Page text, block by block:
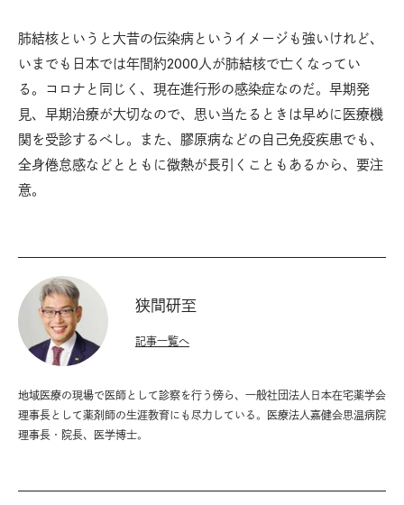
肺結核というと大昔の伝染病というイメージも強いけれど、
いまでも日本では年間約2000人が肺結核で亡くなってい
る。コロナと同じく、現在進行形の感染症なのだ。早期発
見、早期治療が大切なので、思い当たるときは早めに医療機
関を受診するべし。また、膠原病などの自己免疫疾患でも、
全身倦怠感などとともに微熱が長引くこともあるから、要注
意。
狭間研至
地域医療の現場で医師として診察を行う傍ら、一般社団法人日本在宅薬学会
理事長として薬剤師の生涯教育にも尽力している。医療法人嘉健会思温病院
理事長・院長、医学博士。
記事一覧へ